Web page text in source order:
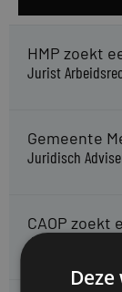
HMP zoekt
Jurist
Gemeente
Juridisch
CAOP zoekt
Juridisch